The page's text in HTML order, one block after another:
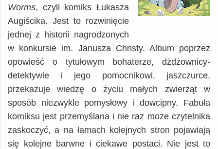
TaniaKsiazka.pl książka
26,81 zł
chodnikliteracki.pl
książka
znak.com.pl
książka
matfel.pl
książka
28,92 zł
Woblink.com
książka
inbook.pl
książka
31,44 zł
booktime.pl
książka
33,79 zł
Empik
książka 38,44 zł
© BUY.BOX
Worms, czyli komiks Łukasza
Augiścika. Jest to rozwinięcie
jednej z historii nagrodzonych
w konkursie im. Janusza Christy. Album poprzez
opowieść o tytułowym bohaterze, dżdżownicy-
detektywie i jego pomocnikowi, jaszczurce,
przekazuje wiedzę o życiu małych zwierząt w
sposób niezwykle pomysłowy i dowcipny. Fabuła
komiksu jest przemyślana i nie raz może czytelnika
zaskoczyć, a na łamach kolejnych stron pojawiają
się kolejne barwne i ciekawe postaci. Nie jest to